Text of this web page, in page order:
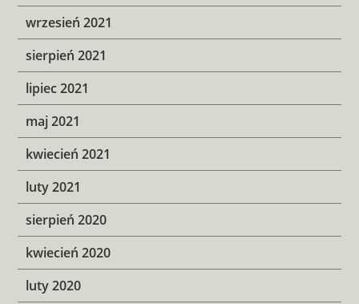
wrzesień 2021
sierpień 2021
lipiec 2021
maj 2021
kwiecień 2021
luty 2021
sierpień 2020
kwiecień 2020
luty 2020